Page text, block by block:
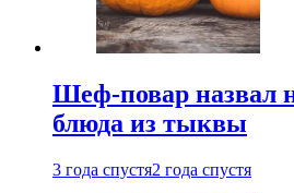
Шеф-повар назвал
блюда из тыквы
3 года спустя2 года спустя